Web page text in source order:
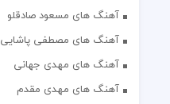
آهنگ های مسعود صادقلو
آهنگ های مصطفی پاشایی
آهنگ های مهدی جهانی
آهنگ های مهدی مقدم